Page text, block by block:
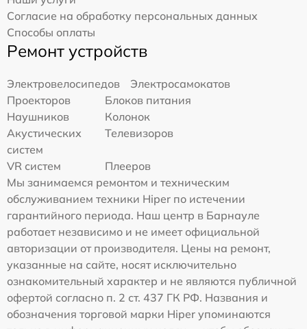
Согласие на обработку персональных данных
Способы оплаты
Ремонт устройств
Электровелосипедов
Электросамокатов
Проекторов
Блоков питания
Наушников
Колонок
Акустических
систем
Телевизоров
VR систем
Плееров
Мы занимаемся ремонтом и техническим
обслуживанием техники Hiper по истечении
гарантийного периода. Наш центр в Барнауле
работает независимо и не имеет официальной
авторизации от производителя. Цены на ремонт,
указанные на сайте, носят исключительно
ознакомительный характер и не являются публичной
офертой согласно п. 2 ст. 437 ГК РФ. Названия и
обозначения торговой марки Hiper упоминаются